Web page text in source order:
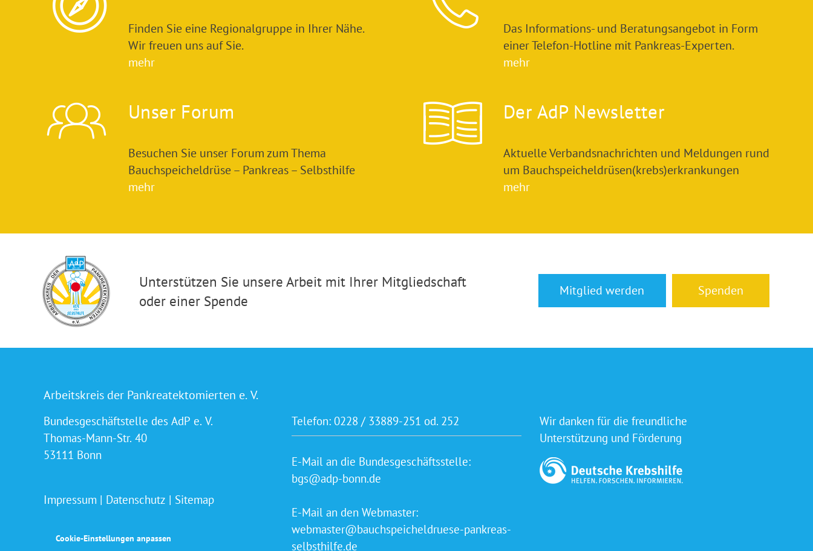
Finden Sie eine Regionalgruppe in Ihrer Nähe.
Wir freuen uns auf Sie.
mehr
Das Informations- und Beratungsangebot in Form
einer Telefon-Hotline mit Pankreas-Experten.
mehr
Unser Forum
Besuchen Sie unser Forum zum Thema
Bauchspeicheldrüse – Pankreas – Selbsthilfe
mehr
Der AdP Newsletter
Aktuelle Verbandsnachrichten und Meldungen rund
um Bauchspeicheldrüsen(krebs)erkrankungen
mehr
Unterstützen Sie unsere Arbeit mit Ihrer Mitgliedschaft
oder einer Spende
Mitglied werden Spenden
Arbeitskreis der Pankreatektomierten e. V.
Bundesgeschäftstelle des AdP e. V.
Thomas-Mann-Str. 40
53111 Bonn
Impressum | Datenschutz | Sitemap
Cookie-Einstellungen anpassen
Telefon: 0228 / 33889-251 od. 252
E-Mail an die Bundesgeschäftsstelle:
bgs@adp-bonn.de
E-Mail an den Webmaster:
webmaster@bauchspeicheldruese-pankreas-
selbsthilfe.de
Wir danken für die freundliche
Unterstützung und Förderung